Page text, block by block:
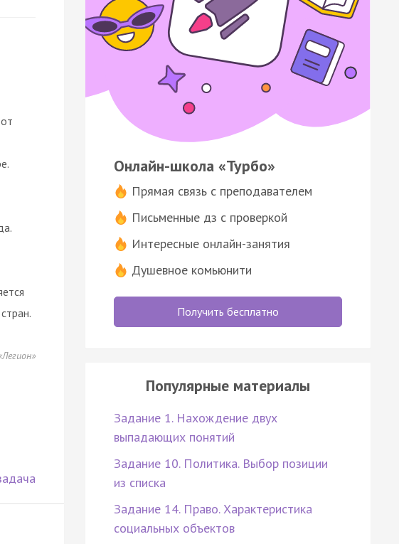
Онлайн-школа «Турбо»
Прямая связь с преподавателем
Письменные дз с проверкой
Интересные онлайн-занятия
Душевное комьюнити
Получить бесплатно
Популярные материалы
Задание 1. Нахождение двух
выпадающих понятий
Задание 10. Политика. Выбор позиции
из списка
Задание 14. Право. Характеристика
социальных объектов